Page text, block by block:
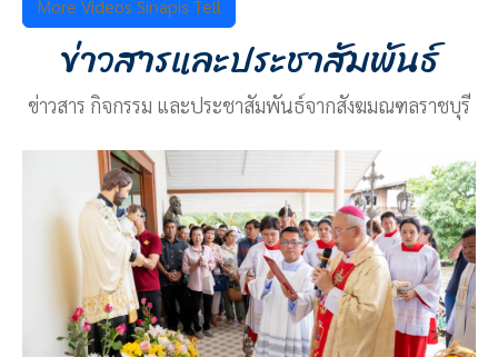
More Videos Sinapis Tell
ข่าวสารและประชาสัมพันธ์
ข่าวสาร กิจกรรม และประชาสัมพันธ์จากสังฆมณฑลราชบุรี